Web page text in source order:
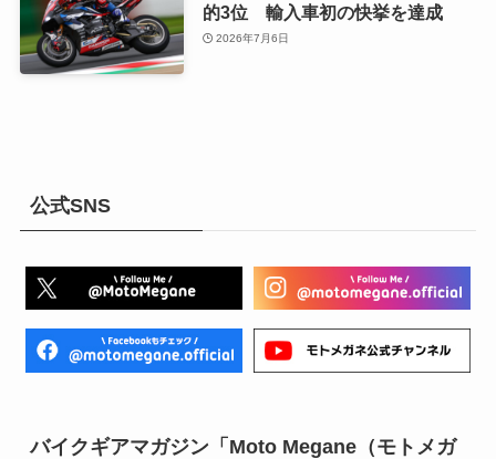
的3位 輸入車初の快挙を達成
2026年7月6日
公式SNS
バイクギアマガジン「Moto Megane（モトメガ